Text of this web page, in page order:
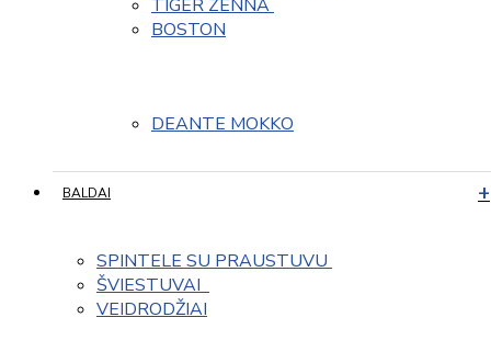
TIGER ZENNA
BOSTON
DEANTE MOKKO
BALDAI
SPINTELE SU PRAUSTUVU
ŠVIESTUVAI
VEIDRODŽIAI